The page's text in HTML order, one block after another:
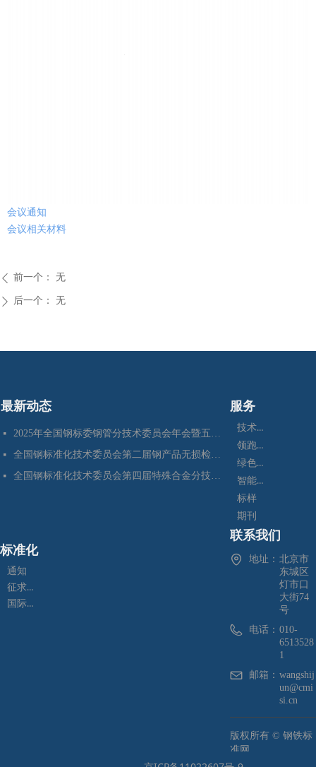
会议通知
会议相关材料
ꄴ 前一个： 无
ꄲ 后一个： 无
最新动态
넷 2025年全国钢标委钢管分技术委员会年会暨五项国家标准审定会在江苏苏州成功召开
넷 全国钢标准化技术委员会第二届钢产品无损检测分技术委员会换届会暨四项标准审定会在苏州成功召开
넷 全国钢标准化技术委员会第四届特殊合金分技术委员会换届会暨七项标准预审会在昆明顺利召开
服务
技术咨询
领跑者
绿色制造
智能制造
标样
期刊
通知
征求意见
国际标准化
标准化
联系我们
地址： 北京市
东城区
灯市口
大街74
号
电话： 010-
6513528
1
邮箱： wangshij
un@cmi
si.cn
版权所有 © 钢铁标
准网